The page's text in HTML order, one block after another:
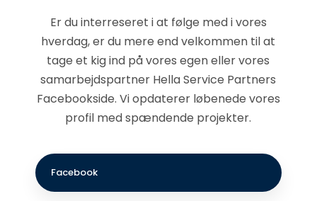
Er du interreseret i at følge med i vores
hverdag, er du mere end velkommen til at
tage et kig ind på vores egen eller vores
samarbejdspartner Hella Service Partners
Facebookside​. Vi opdaterer løbenede vores
profil med spændende projekter.
Facebook​